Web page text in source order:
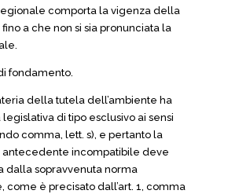
comporta la vigenza della
a che non si sia pronunciata la
fondamento.
della tutela dell’ambiente ha
di tipo esclusivo ai sensi
comma, lett. s), e pertanto la
incompatibile deve
dalla sopravvenuta norma
come è precisato dall’art. 1, comma